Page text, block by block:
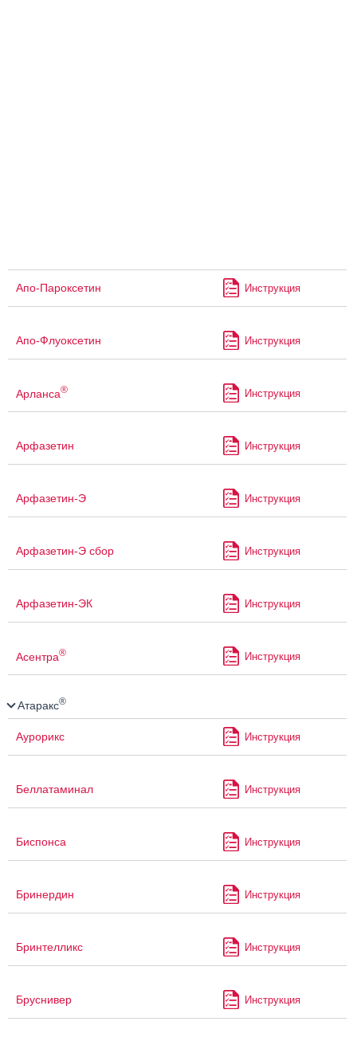
Апо-Пароксетин Инструкция
Апо-Флуоксетин Инструкция
Арланса® Инструкция
Арфазетин Инструкция
Арфазетин-Э Инструкция
Арфазетин-Э сбор Инструкция
Арфазетин-ЭК Инструкция
Асентра® Инструкция
Атаракс®
Аурорикс Инструкция
Беллатаминал Инструкция
Биспонса Инструкция
Бринердин Инструкция
Бринтелликс Инструкция
Бруснивер Инструкция